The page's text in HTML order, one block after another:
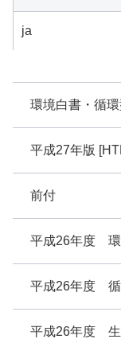
環境白書・循
平成27年版
前付
平成26年度 環
平成26年度 循
平成26年度 生
ja